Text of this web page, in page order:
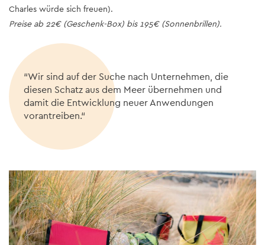
Charles würde sich freuen).
Preise ab 22€ (Geschenk-Box) bis 195€ (Sonnenbrillen).
“Wir sind auf der Suche nach Unternehmen, die
diesen Schatz aus dem Meer übernehmen und
damit die Entwicklung neuer Anwendungen
vorantreiben.“